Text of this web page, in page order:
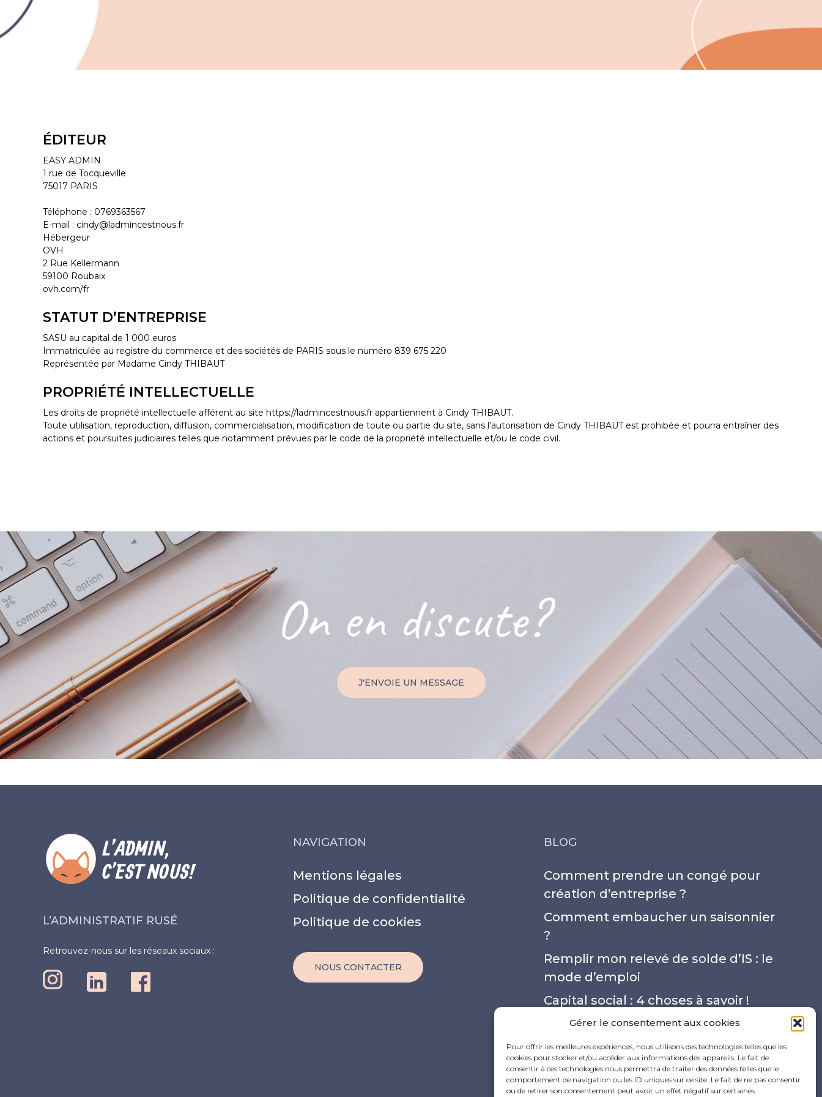
Gérer le consentement aux cookies
Pour offrir les meilleures expériences, nous utilisons des technologies telles que les
cookies pour stocker et/ou accéder aux informations des appareils. Le fait de
consentir à ces technologies nous permettra de traiter des données telles que le
comportement de navigation ou les ID uniques sur ce site. Le fait de ne pas consentir
ou de retirer son consentement peut avoir un effet négatif sur certaines
ÉDITEUR
EASY ADMIN
1 rue de Tocqueville
75017 PARIS
Téléphone : 0769363567
E-mail : cindy@ladmincestnous.fr
Hébergeur
OVH
2 Rue Kellermann
59100 Roubaix
ovh.com/fr
STATUT D’ENTREPRISE
SASU au capital de 1 000 euros
Immatriculée au registre du commerce et des sociétés de PARIS sous le numéro 839 675 220
Représentée par Madame Cindy THIBAUT
PROPRIÉTÉ INTELLECTUELLE
Les droits de propriété intellectuelle afférent au site https://ladmincestnous.fr appartiennent à Cindy THIBAUT.
Toute utilisation, reproduction, diffusion, commercialisation, modification de toute ou partie du site, sans l’autorisation de Cindy THIBAUT est prohibée et pourra entraîner des
actions et poursuites judiciaires telles que notamment prévues par le code de la propriété intellectuelle et/ou le code civil.
On en discute?
J'ENVOIE UN MESSAGE
L’ADMINISTRATIF RUSÉ
Retrouvez-nous sur les réseaux sociaux :
NAVIGATION
Mentions légales
Politique de confidentialité
Politique de cookies
NOUS CONTACTER
BLOG
Comment prendre un congé pour
création d’entreprise ?
Comment embaucher un saisonnier
?
Remplir mon relevé de solde d’IS : le
mode d’emploi
Capital social : 4 choses à savoir !
Quel est le taux de cotisations des
professions libérales en micro-
entreprise ?